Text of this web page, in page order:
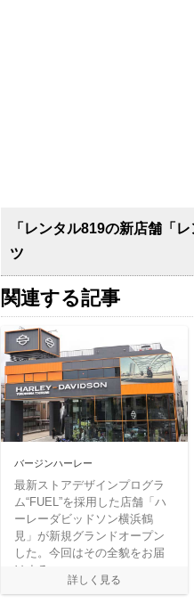
「レンタル819の新店舗「
ツ
関連する記事
バージンハーレー
最新ストアデザインプログラ
ム“FUEL”を採用した店舗「ハ
ーレーダビッドソン横浜鶴
見」が新規グランドオープン
した。今回はその全貌をお届
けする。